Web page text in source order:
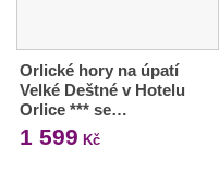
Orlické hory na úpatí
Velké Deštné v Hotelu
Orlice *** se…
1 599 Kč